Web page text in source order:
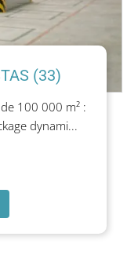
(33)
100 000 m² :
dynami...